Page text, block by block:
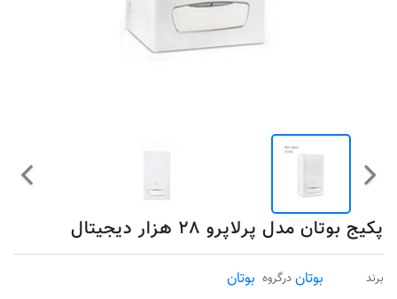
پکیج بوتان مدل پرلاپرو ۲۸ هزار دیجیتال
برند بوتان درگروه بوتان